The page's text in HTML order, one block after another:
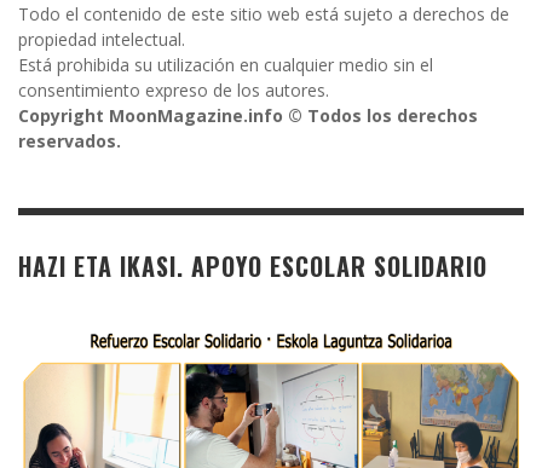
Todo el contenido de este sitio web está sujeto a derechos de
propiedad intelectual.
Está prohibida su utilización en cualquier medio sin el
consentimiento expreso de los autores.
Copyright MoonMagazine.info © Todos los derechos
reservados.
HAZI ETA IKASI. APOYO ESCOLAR SOLIDARIO